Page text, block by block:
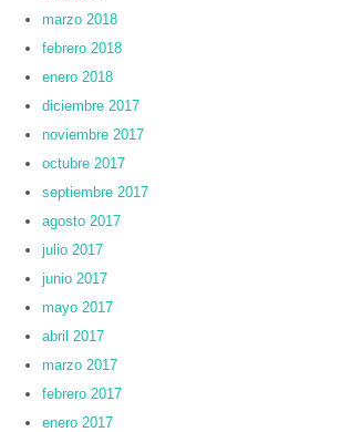
marzo 2018
febrero 2018
enero 2018
diciembre 2017
noviembre 2017
octubre 2017
septiembre 2017
agosto 2017
julio 2017
junio 2017
mayo 2017
abril 2017
marzo 2017
febrero 2017
enero 2017